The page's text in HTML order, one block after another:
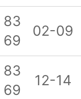
83
69
02-09
83
69
12-14